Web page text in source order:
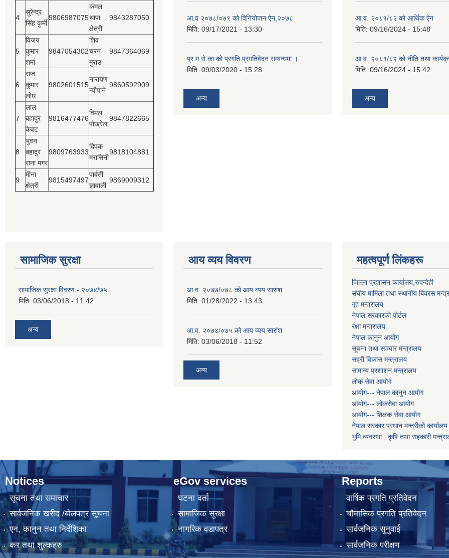
4
सुरेन्द्र
सिंह कुर्मी
9806987075
कमल
थापा
क्षेत्री
9843287050
5
विजय
कुमार
शर्मा
9847054302
शिव
चरन
मुराउ
9847364069
6
राज
कुमार
लोध
9802601515
नारायण
न्यौपाने
9860592909
7
लाल
बहादुर
केवट
9816477476
विमल
पोख्रेल
9847822665
8
भुवन
बहादुर
राना मगर
9809763933
दिपक
मरासिनी
9818104881
9
मीना
क्षेत्री
9815497497
पार्वती
ज्ञावाली
9869009312
आ.व २०७८/०७९ को विनियोजन ऐन,२०७८
मिति: 09/17/2021 - 13:30
प्र.म.रो.का.को प्रगति प्रगतिवेदन सम्बन्धमा ।
मिति: 09/03/2020 - 15:28
अन्य
आ.व. २०८१/८२ को आर्थिक ऐन
मिति: 09/16/2024 - 15:48
आ.व. २०८१/८२ को नीति तथा
मिति: 09/16/2024 - 15:42
अन्य
सामाजिक सुरक्षा
सामाजिक सुरक्षा विवरण - २०७४/७५
मिति: 03/06/2018 - 11:42
अन्य
आय व्यय विवरण
आ.व. २०७७/०७८ को आय व्यय सारांश
मिति: 01/28/2022 - 13:43
आ.व. २०७४/०७५ को आय व्यय सारांश
मिति: 03/06/2018 - 11:52
अन्य
महत्वपूर्ण लिंकहरू
जिल्ला प्रशासन कार्यालय,रुपन्देही
संघीय मामिला तथा स्थानीय बिकास
गृह मन्त्रालय
नेपाल सरकारको पोर्टल
रक्षा मन्त्रालय
नेपाल कानुन आयोग
सूचना तथा सञ्चार मन्त्रालय
सहरी विकास मन्त्रालय
सामान्य प्रशाशन मन्त्रालय
लोक सेवा आयोग
आयोग--- नेपाल कानुन आयोग
आयोग--- लोकसेवा आयोग
आयोग--- शिक्षक सेवा आयोग
नेपाल सरकार प्रधान मन्त्रीको कार्यालय
भुमि व्यवस्था , कृषि तथा सहकारी
Notices
सूचना तथा समाचार
सार्वजनिक खरीद /बोलपत्र सूचना
एन, कानुन तथा निर्देशिका
कर तथा शुल्कहरु
eGov services
घटना दर्ता
सामाजिक सुरक्षा
नागरिक वडापत्र
Reports
वार्षिक प्रगति प्रतिवेदन
चौमासिक प्रगति प्रतिवेदन
सार्वजनिक सुनुवाई
सार्वजनिक परीक्षण